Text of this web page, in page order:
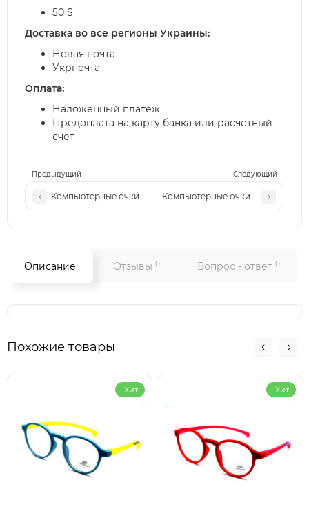
Предыдущий Следующий
Компьютерные очки PR 23105 с4Компьютерные очки PR 23105 с2
50 $
Доставка во все регионы Украины:
Новая почта
Укрпочта
Оплата:
Наложенный платеж
Предоплата на карту банка или расчетный
счет
Описание Отзывы 0 Вопрос - ответ 0
Похожие товары
Хит Хит